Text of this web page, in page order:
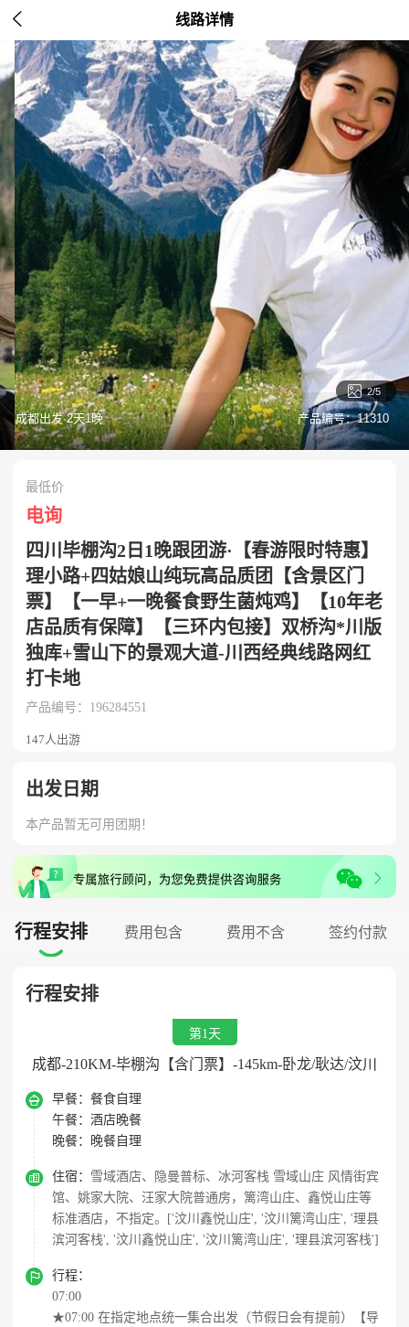
 线路详情
 2/5
成都出发·2天1晚 产品编号：11310
最低价
电询
四川毕棚沟2日1晚跟团游·【春游限时特惠】
理小路+四姑娘山纯玩高品质团【含景区门
票】【一早+一晚餐食野生菌炖鸡】【10年老
店品质有保障】【三环内包接】双桥沟*川版
独库+雪山下的景观大道-川西经典线路网红
打卡地
产品编号：196284551
147人出游
出发日期
本产品暂无可用团期！
行程安排 费用包含 费用不含 签约付款

行程安排
第1天
成都-210KM-毕棚沟【含门票】-145km-卧龙/耿达/汶川
 早餐： 餐食自理
午餐： 酒店晚餐
晚餐：
晚餐自理
 住宿： 雪域酒店、隐曼普标、冰河客栈 雪域山庄 风情街宾
馆、姚家大院、汪家大院普通房，篱湾山庄、鑫悦山庄等
标准酒店，不指定。['汶川鑫悦山庄', '汶川篱湾山庄', '理县
滨河客栈', '汶川鑫悦山庄', '汶川篱湾山庄', '理县滨河客栈']

行程：
07:00
★07:00 在指定地点统一集合出发（节假日会有提前）【导